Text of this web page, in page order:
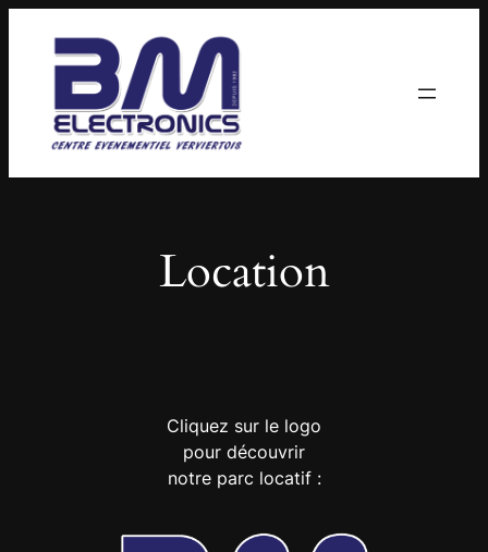
contenu
Location
Cliquez sur le logo
pour découvrir
notre parc locatif :